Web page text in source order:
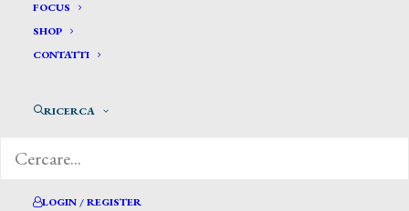
FOCUS
SHOP
CONTATTI
RICERCA
LOGIN / REGISTER
Cavaliè Cesare *